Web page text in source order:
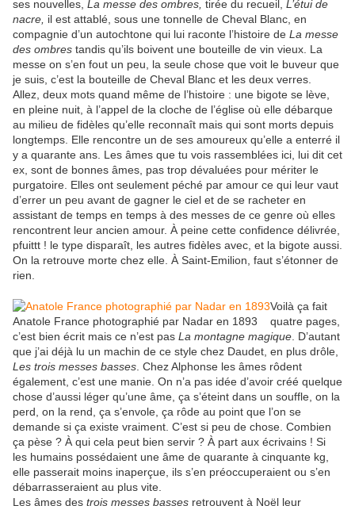
ses nouvelles, La messe des ombres, tirée du recueil, L’étui de
nacre, il est attablé, sous une tonnelle de Cheval Blanc, en
compagnie d’un autochtone qui lui raconte l’histoire de La messe
des ombres tandis qu’ils boivent une bouteille de vin vieux. La
messe on s’en fout un peu, la seule chose que voit le buveur que
je suis, c’est la bouteille de Cheval Blanc et les deux verres.
Allez, deux mots quand même de l’histoire : une bigote se lève,
en pleine nuit, à l’appel de la cloche de l’église où elle débarque
au milieu de fidèles qu’elle reconnaît mais qui sont morts depuis
longtemps. Elle rencontre un de ses amoureux qu’elle a enterré il
y a quarante ans. Les âmes que tu vois rassemblées ici, lui dit cet
ex, sont de bonnes âmes, pas trop dévaluées pour mériter le
purgatoire. Elles ont seulement péché par amour ce qui leur vaut
d’errer un peu avant de gagner le ciel et de se racheter en
assistant de temps en temps à des messes de ce genre où elles
rencontrent leur ancien amour. À peine cette confidence délivrée,
pfuittt ! le type disparaît, les autres fidèles avec, et la bigote aussi.
On la retrouve morte chez elle. À Saint-Emilion, faut s’étonner de
rien.
Anatole France photographié par Nadar en 1893
Voilà ça fait
quatre pages,
c’est bien écrit mais ce n’est pas La montagne magique . D’autant
que j’ai déjà lu un machin de ce style chez Daudet, en plus drôle,
Les trois messes basses . Chez Alphonse les âmes rôdent
également, c’est une manie. On n’a pas idée d’avoir créé quelque
chose d’aussi léger qu’une âme, ça s’éteint dans un souffle, on la
perd, on la rend, ça s’envole, ça rôde au point que l’on se
demande si ça existe vraiment. C’est si peu de chose. Combien
ça pèse ? À qui cela peut bien servir ? À part aux écrivains ! Si
les humains possédaient une âme de quarante à cinquante kg,
elle passerait moins inaperçue, ils s’en préoccuperaient ou s’en
débarrasseraient au plus vite.
Les âmes des trois messes basses retrouvent à Noël leur